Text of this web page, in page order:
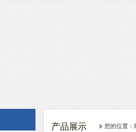
产品展示 您的位置：